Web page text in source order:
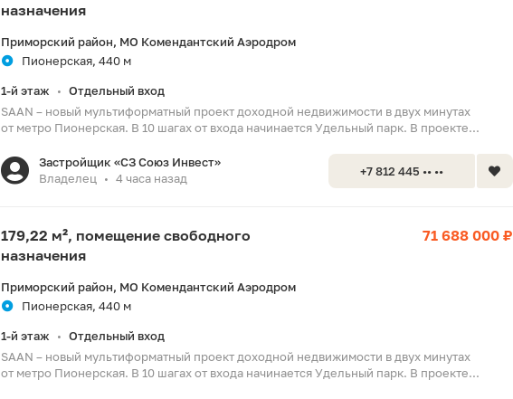
назначения
Приморский район, МО Комендантский Аэродром
Пионерская, 440 м
1-й этаж • Отдельный вход
SAAN – новый мультиформатный проект доходной недвижимости в двух минутах
от метро Пионерская. В 10 шагах от входа начинается Удельный парк. В проекте...
Застройщик «СЗ Союз Инвест»
Владелец
• 4 часа назад +7 812 445 •• ••
179,22 м², помещение свободного
назначения
71 688 000 ₽
Приморский район, МО Комендантский Аэродром
Пионерская, 440 м
1-й этаж • Отдельный вход
SAAN – новый мультиформатный проект доходной недвижимости в двух минутах
от метро Пионерская. В 10 шагах от входа начинается Удельный парк. В проекте...